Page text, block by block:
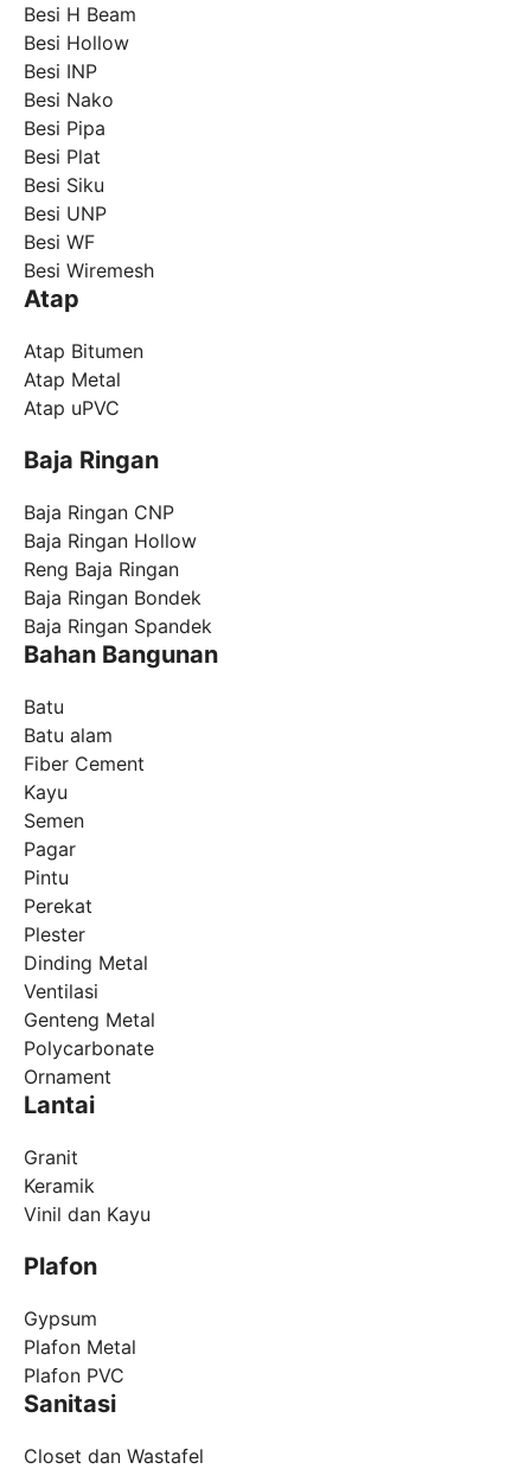
Besi H Beam
Besi Hollow
Besi INP
Besi Nako
Besi Pipa
Besi Plat
Besi Siku
Besi UNP
Besi WF
Besi Wiremesh
Atap
Atap Bitumen
Atap Metal
Atap uPVC
Baja Ringan
Baja Ringan CNP
Baja Ringan Hollow
Reng Baja Ringan
Baja Ringan Bondek
Baja Ringan Spandek
Bahan Bangunan
Batu
Batu alam
Fiber Cement
Kayu
Semen
Pagar
Pintu
Perekat
Plester
Dinding Metal
Ventilasi
Genteng Metal
Polycarbonate
Ornament
Lantai
Granit
Keramik
Vinil dan Kayu
Plafon
Gypsum
Plafon Metal
Plafon PVC
Sanitasi
Closet dan Wastafel